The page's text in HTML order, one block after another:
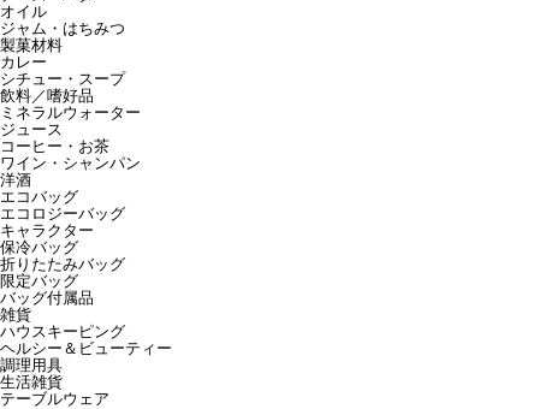
オイル
ジャム・はちみつ
製菓材料
カレー
シチュー・スープ
飲料／嗜好品
ミネラルウォーター
ジュース
コーヒー・お茶
ワイン・シャンパン
洋酒
エコバッグ
エコロジーバッグ
キャラクター
保冷バッグ
折りたたみバッグ
限定バッグ
バッグ付属品
雑貨
ハウスキーピング
ヘルシー＆ビューティー
調理用具
生活雑貨
テーブルウェア